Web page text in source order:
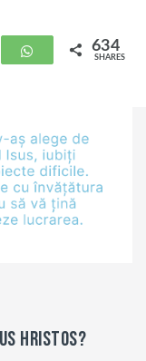
WhatsApp
634
SHARES
Hristos?